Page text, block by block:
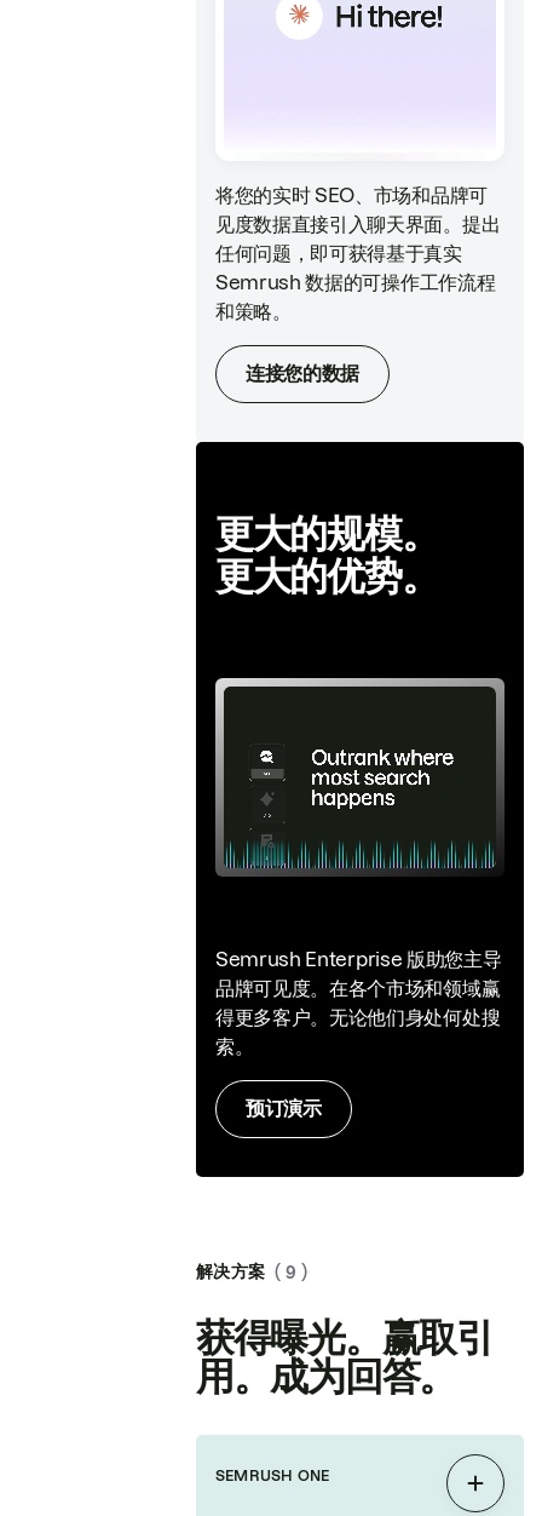
将您的实时 SEO、市场和品牌可
见度数据直接引入聊天界面。提出
任何问题，即可获得基于真实
Semrush 数据的可操作工作流程
和策略。
连接您的数据
更大的规模。
更大的优势。
Semrush Enterprise 版助您主导
品牌可见度。在各个市场和领域赢
得更多客户。无论他们身处何处搜
索。
预订演示
解决方案 ( 9 )
获得曝光。赢取引
用。成为回答。
SEMRUSH ONE
展开